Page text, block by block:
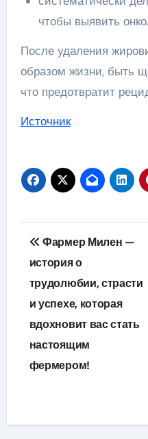
чтобы выявить
После удаления
образом жизни, быть
что предотвратит
Источник
Навигация
по
записям
Фармер Милен —
история о
трудолюбии, страсти
и успехе, которая
вдохновит вас стать
настоящим
фермером!